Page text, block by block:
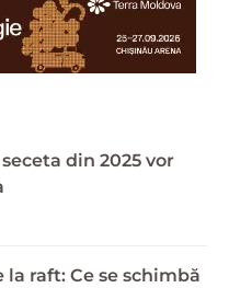
din 2025 vor
raft: Ce se schimbă